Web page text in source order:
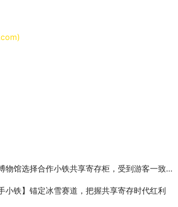
物馆选择合作小铁共享寄存柜，受到游客一致好评
手小铁】锚定冰雪赛道，把握共享寄存时代红利